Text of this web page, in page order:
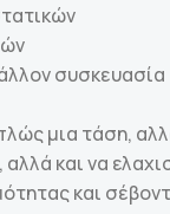
συσκευασία
μια τάση,
και να
και